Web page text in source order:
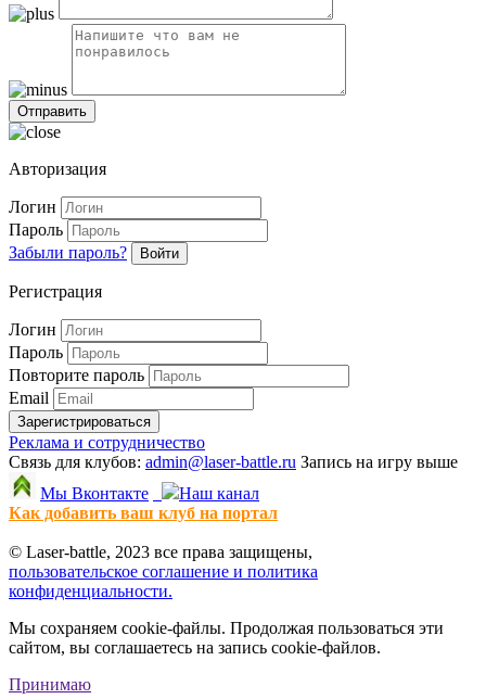
Авторизация
Логин
Пароль
Забыли пароль?
Войти
Регистрация
Логин
Пароль
Повторите пароль
Email
Зарегистрироваться
Реклама и сотрудничество
Связь для клубов: admin@laser-battle.ru Запись на игру выше
Мы Вконтакте
Наш канал
Как добавить ваш клуб на портал
© Laser-battle, 2023 все права защищены,
пользовательское соглашение и политика
конфиденциальности.
Мы сохраняем cookie-файлы. Продолжая пользоваться эти
сайтом, вы соглашаетесь на запись cookie-файлов.
Принимаю